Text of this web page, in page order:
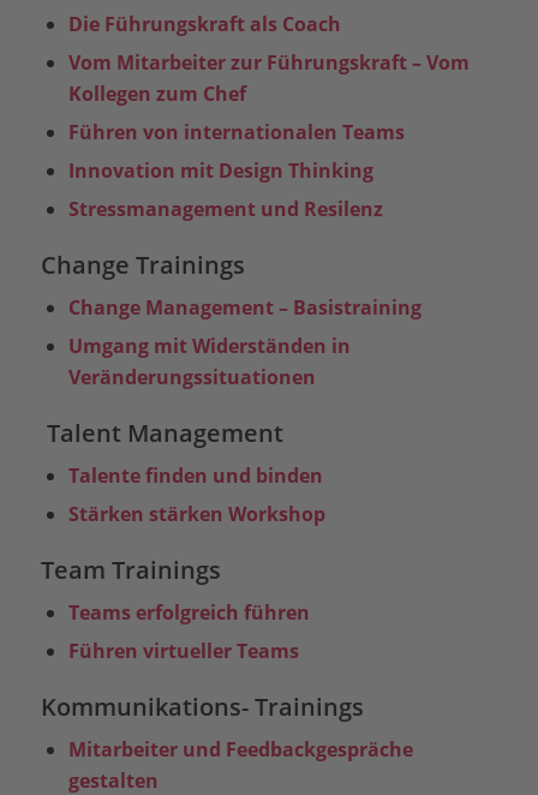
Die Führungskraft als Coach
Vom Mitarbeiter zur Führungskraft – Vom
Kollegen zum Chef
Führen von internationalen Teams
Innovation mit Design Thinking
Stressmanagement und Resilenz
Change Trainings
Change Management – Basistraining
Umgang mit Widerständen in
Veränderungssituationen
Talent Management
Talente finden und binden
Stärken stärken Workshop
Team Trainings
Teams erfolgreich führen
Führen virtueller Teams
Kommunikations- Trainings
Mitarbeiter und Feedbackgespräche
gestalten